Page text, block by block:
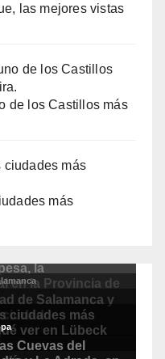
las mejores vistas
de los Castillos más
más